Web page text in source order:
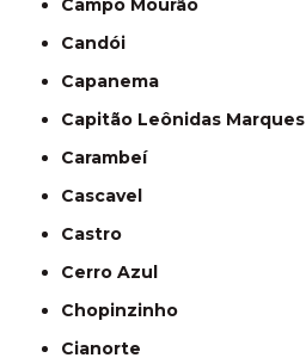
Campo Mourão
Candói
Capanema
Capitão Leônidas Marques
Carambeí
Cascavel
Castro
Cerro Azul
Chopinzinho
Cianorte